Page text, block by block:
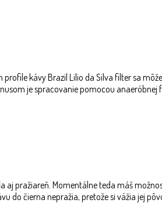
kávy Brazil Lilio da Silva filter sa
je spracovanie pomocou
pražiareň. Momentálne teda máš
čierna nepražia, pretože si vážia jej